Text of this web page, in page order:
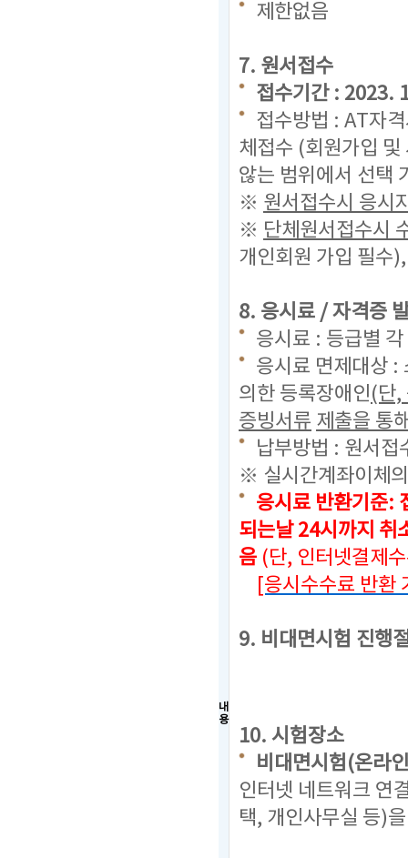
내
용
제한없음
7. 원서접수
접수기간 : 2023.
접수방법 : AT자
체접수 (회원가입 및
않는 범위에서 선택
※ 원서접수시 응시
※ 단체원서접수시
개인회원 가입 필수
8. 응시료 / 자격증
응시료 : 등급별
응시료 면제대상 :
의한 등록장애인(단,
증빙서류 제출을 통
납부방법 : 원서접
※ 실시간계좌이체
응시료 반환기준:
되는날 24시까지 취
음 (단, 인터넷결제
[응시수수료 반환
9. 비대면시험 진행
10. 시험장소
비대면시험(온라
인터넷 네트워크 연
택, 개인사무실 등)